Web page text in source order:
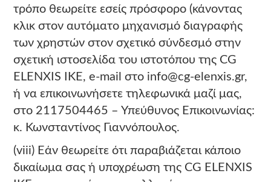
τρόπο θεωρείτε εσείς πρόσφορο (κάνοντας
κλικ στον αυτόματο μηχανισμό διαγραφής
των χρηστών στον σχετικό σύνδεσμό στην
σχετική ιστοσελίδα του ιστοτόπου της CG
ELENXIS ΙΚΕ, e-mail στο info@cg-elenxis.gr,
ή να επικοινωνήσετε τηλεφωνικά μαζί μας,
στο 2117504465 – Υπεύθυνος Επικοινωνίας:
κ. Κωνσταντίνος Γιαννόπουλος.
(viii) Εάν θεωρείτε ότι παραβιάζεται κάποιο
δικαίωμα σας ή υποχρέωση της CG ELENXIS